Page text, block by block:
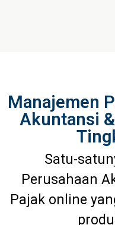
Manajemen
Akuntansi
Satu-
Perusahaan
Pajak online